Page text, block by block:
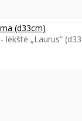
(d33cm)
„Laurus“